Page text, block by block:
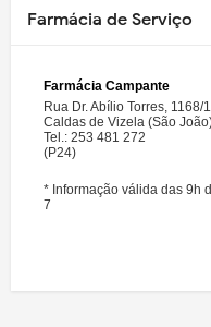
Farmácia de Serviço